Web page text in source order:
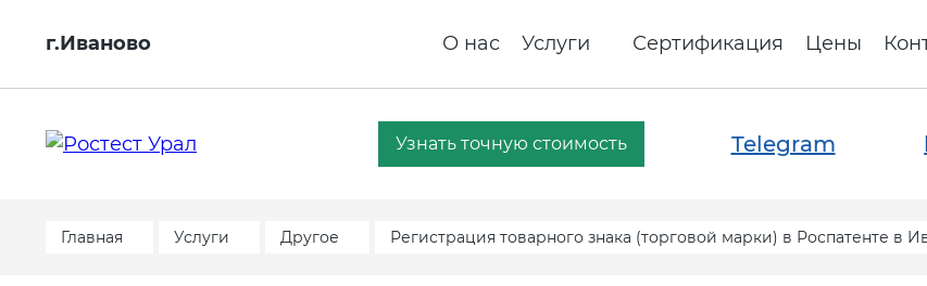
г.Иваново О нас Услуги Сертификация Цены
Узнать точную стоимость Telegram
Главная Услуги Другое Регистрация товарного знака (торговой марки) в Роспатенте в